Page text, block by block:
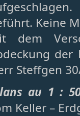
Keine
dem
der
Steffgen
au 1 :
Keller –